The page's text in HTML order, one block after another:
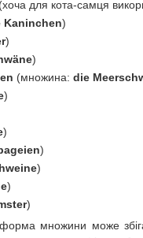
для кота-самця
Kaninchen)
)
)
(множина: die
)
)
)
)
)
)
множини може